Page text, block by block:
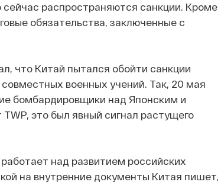
распространяются санкции. Кроме
обязательства, заключенные с
что Китай пытался обойти санкции
военных учений. Так, 20 мая
бомбардировщики над Японским и
это был явный сигнал растущего
над развитием российских
на внутренние документы Китая пишет,